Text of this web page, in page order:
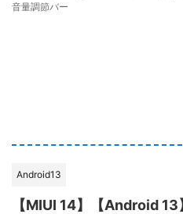
音量調節バー
Android13
【MIUI 14】【Android